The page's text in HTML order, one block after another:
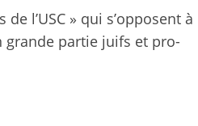
l’USC » qui s’opposent à
grande partie juifs et pro-